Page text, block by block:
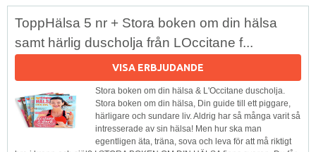
ToppHälsa 5 nr + Stora boken om din hälsa
samt härlig duscholja från LOccitane f...
VISA ERBJUDANDE
Stora boken om din hälsa & L'Occitane duscholja.
Stora boken om din hälsa, Din guide till ett piggare,
härligare och sundare liv. Aldrig har så många varit så
intresserade av sin hälsa! Men hur ska man
egentligen äta, träna, sova och leva för att må riktigt